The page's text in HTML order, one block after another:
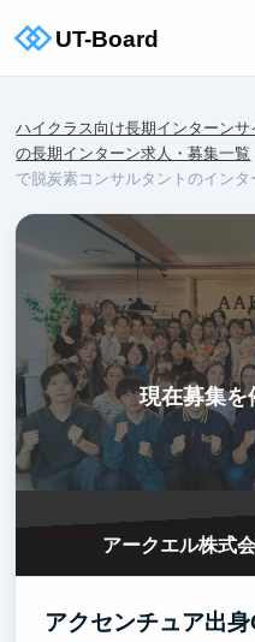
ハイクラス向け長期インターンサ
の長期インターン求人・募集一覧
で脱炭素コンサルタントのインタ
現在募集を
アークエル株式
アクセンチュア出